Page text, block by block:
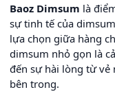
Baoz Dimsum là
sự tinh tế của
lựa chọn giữa hàng
dimsum nhỏ gọn là
đến sự hài lòng từ vẻ
bên trong.